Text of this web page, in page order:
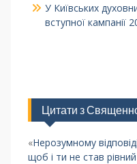
У Київських
вступної кампанії
Цитати з
«Нерозумному
щоб і ти не став